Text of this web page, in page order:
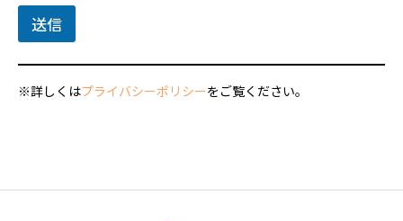
送信
※詳しくはプライバシーポリシーをご覧ください。